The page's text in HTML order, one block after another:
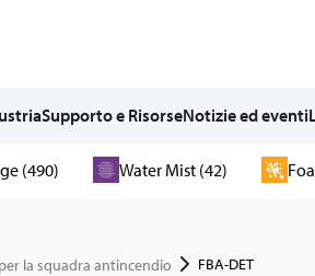
Supporto e RisorseNotizie ed eventi
(490) Water Mist (42)
la squadra antincendio FBA-DET